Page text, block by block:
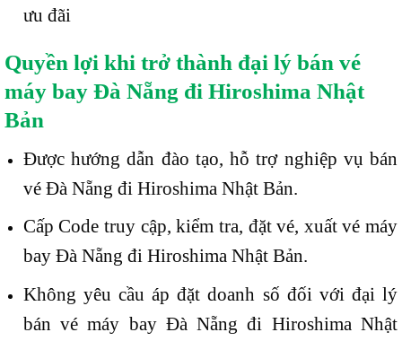
ưu đãi
Quyền lợi khi trở thành đại lý bán vé
máy bay Đà Nẵng đi Hiroshima Nhật
Bản
Được hướng dẫn đào tạo, hỗ trợ nghiệp vụ bán
vé Đà Nẵng đi Hiroshima Nhật Bản.
Cấp Code truy cập, kiểm tra, đặt vé, xuất vé máy
bay Đà Nẵng đi Hiroshima Nhật Bản.
Không yêu cầu áp đặt doanh số đối với đại lý
bán vé máy bay Đà Nẵng đi Hiroshima Nhật